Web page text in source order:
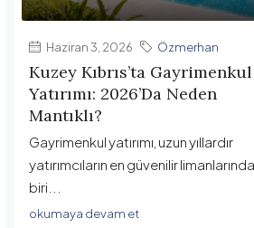
Haziran 3, 2026 Özmerhan
Kuzey Kıbrıs’ta Gayrimenkul
Yatırımı: 2026’da Neden
Mantıklı?
Gayrimenkul yatırımı, uzun yıllardır
yatırımcıların en güvenilir
biri...
okumaya devam et